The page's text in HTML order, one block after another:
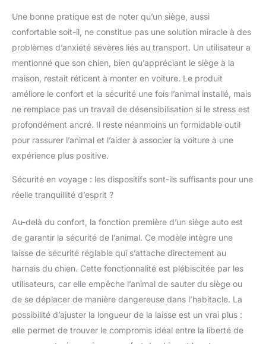
vous pouvez enlever la
ceinture de sécurité et
la mettre dans la
poche, puis l'utiliser
la maison, à l'extérieur
ou dans la tente.
Amovible et lavable : ce
siège rehausseur de
entièrement amovible
éclair inférieure pour
tissu dans la machine à
laver pour le nettoyage.
Une bonne pratique est de noter qu’un siège, aussi
confortable soit-il, ne constitue pas une solution miracle à des
problèmes d’anxiété sévères liés au transport. Un utilisateur a
mentionné que son chien, bien qu’appréciant le siège à la
maison, restait réticent à monter en voiture. Le produit
améliore le confort et la sécurité une fois l’animal installé, mais
ne remplace pas un travail de désensibilisation si le stress est
profondément ancré. Il reste néanmoins un formidable outil
pour rassurer l’animal et l’aider à associer la voiture à une
expérience plus positive.
Sécurité en voyage : les dispositifs sont-ils suffisants pour une
réelle tranquillité d’esprit ?
Au-delà du confort, la fonction première d’un siège auto est
de garantir la sécurité de l’animal. Ce modèle intègre une
laisse de sécurité réglable qui s’attache directement au
harnais du chien. Cette fonctionnalité est plébiscitée par les
utilisateurs, car elle empêche l’animal de sauter du siège ou
de se déplacer de manière dangereuse dans l’habitacle. La
possibilité d’ajuster la longueur de la laisse est un vrai plus :
elle permet de trouver le compromis idéal entre la liberté de